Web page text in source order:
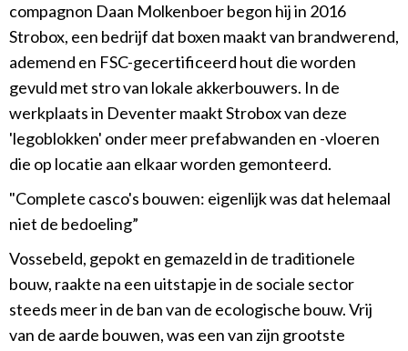
compagnon Daan Molkenboer begon hij in 2016
Strobox, een bedrijf dat boxen maakt van brandwerend,
ademend en FSC-gecertificeerd hout die worden
gevuld met stro van lokale akkerbouwers. In de
werkplaats in Deventer maakt Strobox van deze
'legoblokken' onder meer prefabwanden en -vloeren
die op locatie aan elkaar worden gemonteerd.
"Complete casco's bouwen: eigenlijk was dat helemaal
niet de bedoeling”
Vossebeld, gepokt en gemazeld in de traditionele
bouw, raakte na een uitstapje in de sociale sector
steeds meer in de ban van de ecologische bouw. Vrij
van de aarde bouwen, was een van zijn grootste